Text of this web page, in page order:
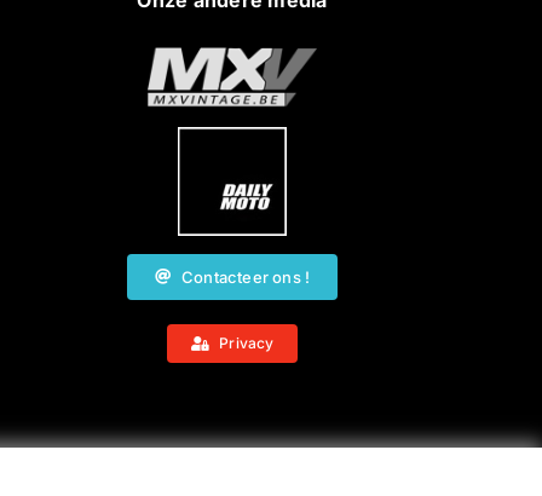
Contacteer ons !
Privacy